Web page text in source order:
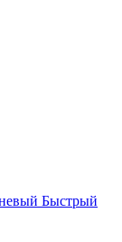
Быстрый